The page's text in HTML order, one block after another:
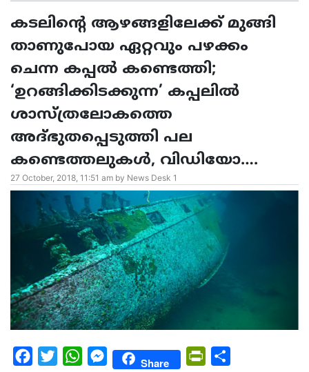
കടലിന്റെ ആഴങ്ങളിലേക്ക് മുങ്ങി
താണുപോയ ഏറ്റവും പഴക്കം
ചെന്ന കപ്പൽ കണ്ടെത്തി;
‘ഉറങ്ങിക്കിടക്കുന്ന’ കപ്പലിൽ
ശാസ്ത്രലോകത്തെ
അദ്ഭുതപ്പെടുത്തി പല
കണ്ടെത്തലുകൾ, വിഡിയോ….
27 October, 2018, 11:51 am by News Desk 1
Facebook
Twitter WhatsAppMessengerShare PrintFriendly